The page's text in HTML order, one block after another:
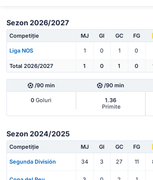
Sezon 2026/2027
Competiție MJ Gl GC FG
Liga NOS 1 0 1 0
Total 2026/2027 1 0 1 0
/90 min /90 min
0 Goluri
1.36
Primite
Sezon 2024/2025
Competiție MJ Gl GC FG
Segunda División 34 3 27 11